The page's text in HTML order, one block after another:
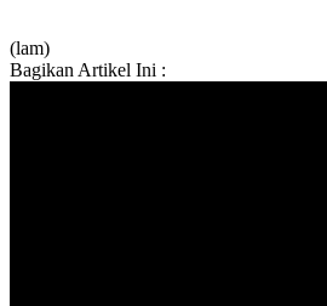
(lam)
Bagikan Artikel Ini :